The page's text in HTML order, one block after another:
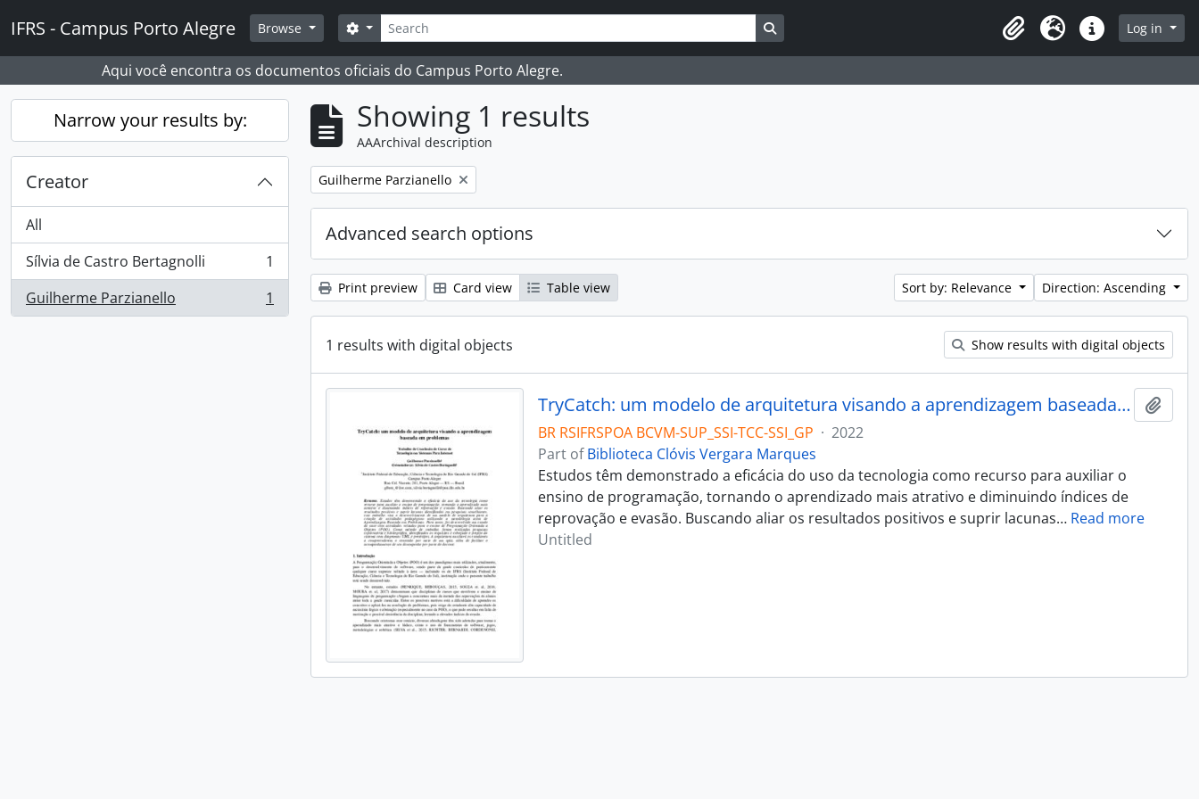
IFRS - Campus Porto Alegre Browse Search
Search options Search in browse page
ClipboardLanguageQuick linksLog in
Aqui você encontra os documentos oficiais do Campus Porto Alegre.
Narrow your results by:
Creator
All
Sílvia de Castro Bertagnolli
, 1 results
1
Guilherme Parzianello
, 1 results 1
Showing 1 results
AAArchival description
Remove filter:
Guilherme Parzianello
Advanced search options
Print preview Card view Table view Sort by: Relevance Direction: Ascending
1 results with digital objects Show results with digital objects
TryCatch: um modelo de arquitetura visando a aprendizagem baseada em problemas
BR RSIFRSPOA BCVM-SUP_SSI-TCC-SSI_GP · 2022
Part ofBiblioteca Clóvis Vergara Marques
Estudos têm demonstrado a eficácia do uso da tecnologia como recurso para auxiliar o
ensino de programação, tornando o aprendizado mais atrativo e diminuindo índices de
reprovação e evasão. Buscando aliar os resultados positivos e suprir lacunas… Read more
Untitled